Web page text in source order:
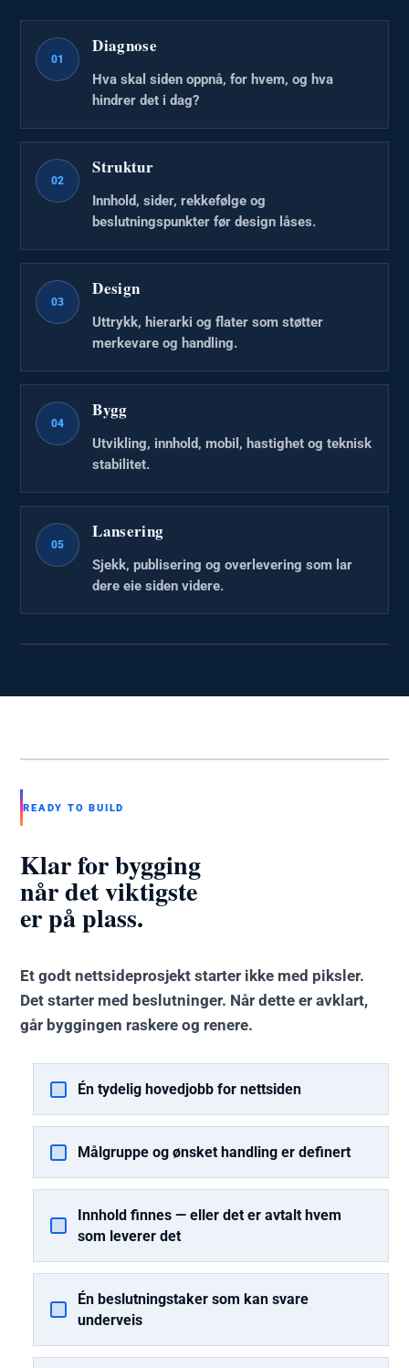
01
Diagnose
Hva skal siden oppnå, for hvem, og hva
hindrer det i dag?
02
Struktur
Innhold, sider, rekkefølge og
beslutningspunkter før design låses.
03
Design
Uttrykk, hierarki og flater som støtter
merkevare og handling.
04
Bygg
Utvikling, innhold, mobil, hastighet og teknisk
stabilitet.
05
Lansering
Sjekk, publisering og overlevering som lar
dere eie siden videre.
Vurderer
Peker på planen. Klar
READY TO BUILD
Klar for bygging
når det viktigste
er på plass.
Et godt nettsideprosjekt starter ikke med piksler.
Det starter med beslutninger. Når dette er avklart,
går byggingen raskere og renere.
Én tydelig hovedjobb for nettsiden
Målgruppe og ønsket handling er definert
Innhold finnes — eller det er avtalt hvem
som leverer det
Én beslutningstaker som kan svare
underveis